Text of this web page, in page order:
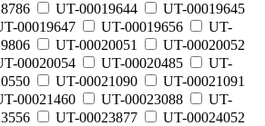
UT-00019644
UT-00019645
00019647 UT-00019656
UT-
UT-00020051
UT-00020052
00020054 UT-00020485
UT-
UT-00021090
UT-00021091
00021460 UT-00023088
UT-
UT-00023877
UT-00024052